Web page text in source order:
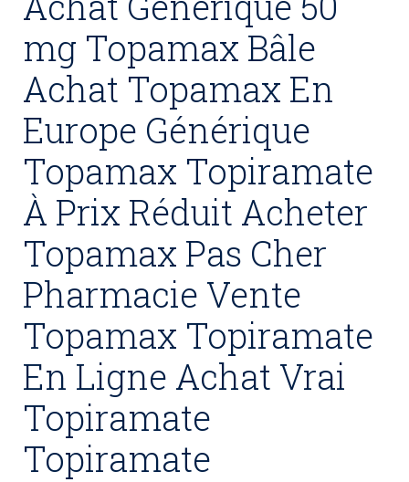
mg Topamax Bâle
Achat Topamax En
Europe Générique
Topamax Topiramate
À Prix Réduit Acheter
Topamax Pas Cher
Pharmacie Vente
Topamax Topiramate
En Ligne Achat Vrai
Topiramate
Topiramate